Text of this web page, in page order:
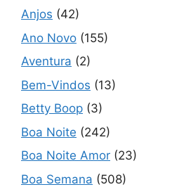
Anjos (42)
Ano Novo (155)
Aventura (2)
Bem-Vindos (13)
Betty Boop (3)
Boa Noite (242)
Boa Noite Amor (23)
Boa Semana (508)